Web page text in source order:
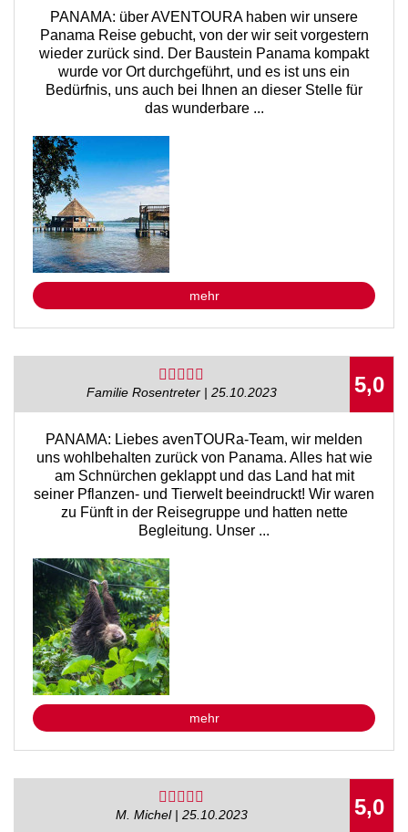
PANAMA: über AVENTOURA haben wir unsere
Panama Reise gebucht, von der wir seit vorgestern
wieder zurück sind. Der Baustein Panama kompakt
wurde vor Ort durchgeführt, und es ist uns ein
Bedürfnis, uns auch bei Ihnen an dieser Stelle für
das wunderbare ...
mehr
5,0
Familie Rosentreter | 25.10.2023
PANAMA: Liebes avenTOURa-Team, wir melden
uns wohlbehalten zurück von Panama. Alles hat wie
am Schnürchen geklappt und das Land hat mit
seiner Pflanzen- und Tierwelt beeindruckt! Wir waren
zu Fünft in der Reisegruppe und hatten nette
Begleitung. Unser ...
mehr
5,0
M. Michel | 25.10.2023